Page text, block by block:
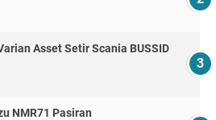
Asset Setir Scania BUSSID
NMR71 Pasiran